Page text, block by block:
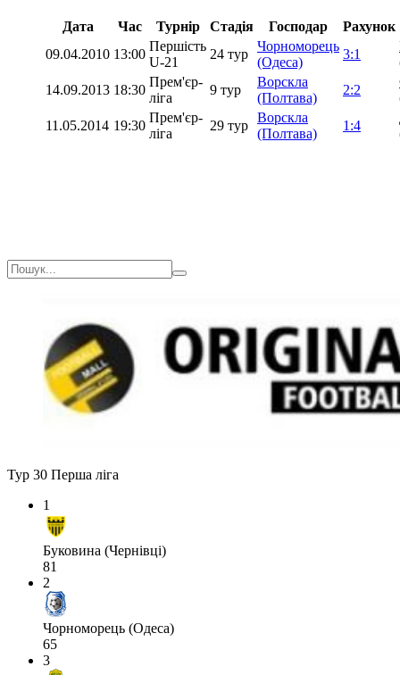
Дата Час Турнір Стадія Господар
Рахунок
09.04.2010 13:00
Першість
U-21
24 тур
Чорноморець
(Одеса)
3:1
14.09.2013 18:30
Прем'єр-
ліга
9 тур
Ворскла
(Полтава)
2:2
11.05.2014 19:30
Прем'єр-
ліга
29 тур
Ворскла
(Полтава)
1:4
Тур 30 Перша ліга
1
Буковина (Чернівці)
81
2
Чорноморець (Одеса)
65
3